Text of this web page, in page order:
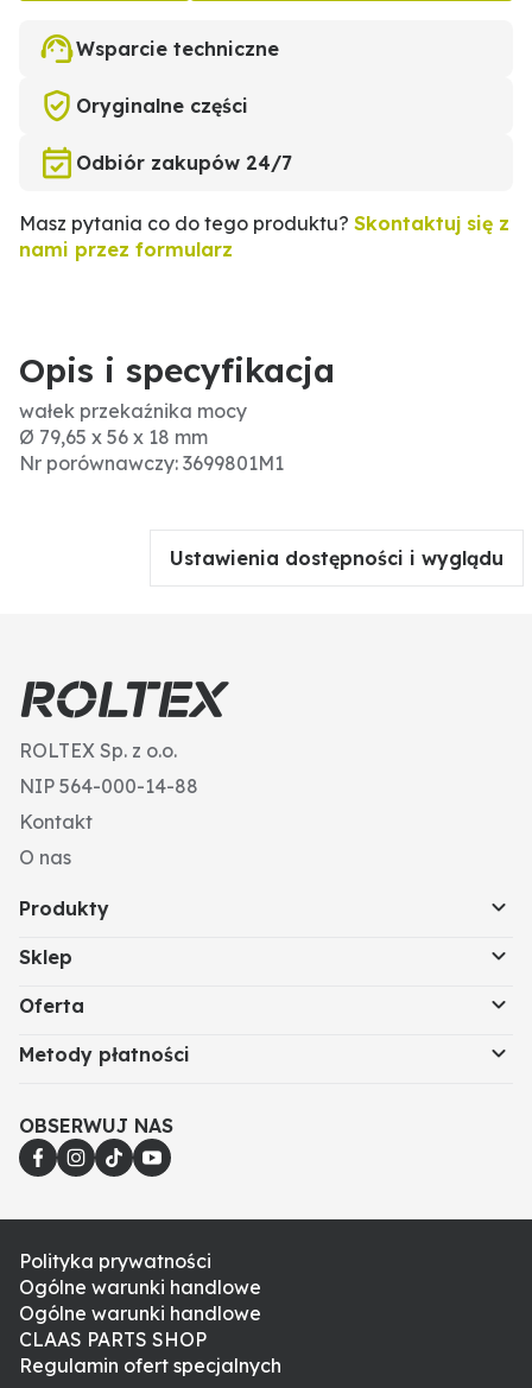
Wsparcie techniczne
Oryginalne części
Odbiór zakupów 24/7
Masz pytania co do tego produktu? Skontaktuj się z
nami przez formularz
Opis i specyfikacja
wałek przekaźnika mocy
Ø 79,65 x 56 x 18 mm
Nr porównawczy: 3699801M1
Ustawienia dostępności i wyglądu
ROLTEX Sp. z o.o.
NIP 564-000-14-88
Kontakt
O nas
Produkty
Sklep
Oferta
Metody płatności
OBSERWUJ NAS
Polityka prywatności
Ogólne warunki handlowe
Ogólne warunki handlowe
CLAAS PARTS SHOP
Regulamin ofert specjalnych